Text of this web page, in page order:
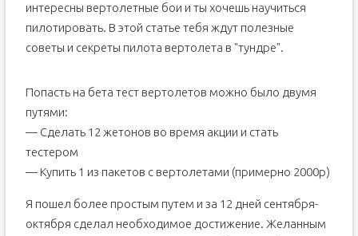
Выводы
Содержание
Отличие вертолета от самолета
Настройка управления в игре
Как летает вертолёт? Физика полёта в War Thunder
интересны вертолетные бои и ты хочешь научиться
пилотировать. В этой статье тебя ждут полезные
советы и секреты пилота вертолета в "тундре".
Попасть на бета тест вертолетов можно было двумя
путями:
— Сделать 12 жетонов во время акции и стать
тестером
— Купить 1 из пакетов с вертолетами (примерно 2000р)
Я пошел более простым путем и за 12 дней сентября-
октября сделал необходимое достижение. Желанным